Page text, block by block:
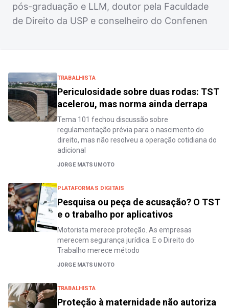
pós-graduação e LLM, doutor pela Faculdade
de Direito da USP e conselheiro do Confenen
TRABALHISTA
Periculosidade sobre duas rodas: TST
acelerou, mas norma ainda derrapa
Tema 101 fechou discussão sobre
regulamentação prévia para o nascimento do
direito, mas não resolveu a operação cotidiana do
adicional
JORGE MATSUMOTO
PLATAFORMAS DIGITAIS
Pesquisa ou peça de acusação? O TST
e o trabalho por aplicativos
Motorista merece proteção. As empresas
merecem segurança jurídica. E o Direito do
Trabalho merece método
JORGE MATSUMOTO
TRABALHISTA
Proteção à maternidade não autoriza